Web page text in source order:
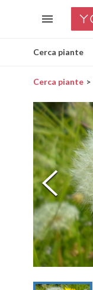
Cerca piante
Cerca piante